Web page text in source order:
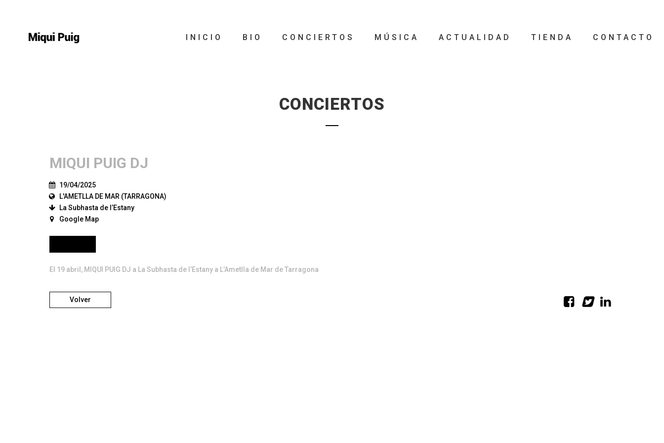
INICIO BIO CONCIERTOS MÚSICA ACTUALIDAD TIENDA CONTACTO
CONCIERTOS
MIQUI PUIG DJ
19/04/2025
L'AMETLLA DE MAR (TARRAGONA)
La Subhasta de l’Estany
Google Map
El 19 abril, MIQUI PUIG DJ a La Subhasta de l’Estany a L’Ametlla de Mar de Tarragona
Volver